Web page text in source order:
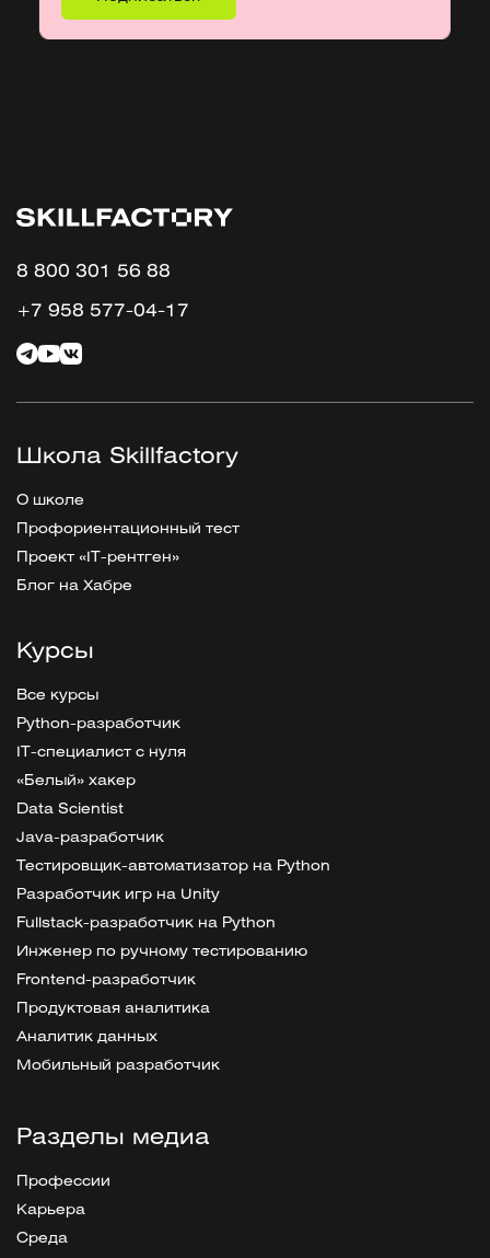
8 800 301 56 88
+7 958 577-04-17
Школа Skillfactory
О школе
Профориентационный тест
Проект «IT-рентген»
Блог на Хабре
Курсы
Все курсы
Python-разработчик
IT-специалист с нуля
«Белый» хакер
Data Scientist
Java-разработчик
Тестировщик-автоматизатор на Python
Разработчик игр на Unity
Fullstack-разработчик на Python
Инженер по ручному тестированию
Frontend-разработчик
Продуктовая аналитика
Аналитик данных
Мобильный разработчик
Разделы медиа
Профессии
Карьера
Среда